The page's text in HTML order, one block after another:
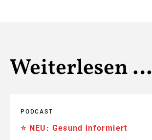
Weiterlesen …
PODCAST
⭐️ NEU: Gesund informiert